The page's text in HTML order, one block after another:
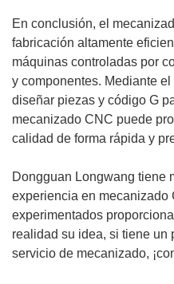
En conclusión, el
fabricación altamente
máquinas controladas por
y componentes. Mediante
diseñar piezas y código G
mecanizado CNC puede
calidad de forma rápida y
Dongguan Longwang tiene
experiencia en
experimentados
realidad su idea, si tiene un
servicio de mecanizado,